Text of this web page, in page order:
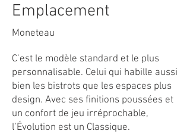
Emplacement
Moneteau
C’est le modèle standard et le plus
personnalisable. Celui qui habille aussi
bien les bistrots que les espaces plus
design. Avec ses finitions poussées et
un confort de jeu irréprochable,
l’Évolution est un Classique.